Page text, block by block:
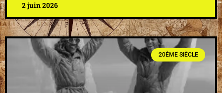
2 juin 2026
20ÈME SIÈCLE